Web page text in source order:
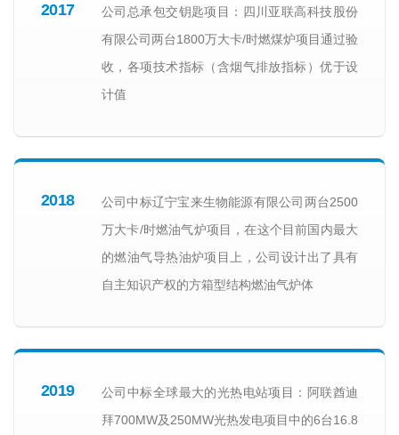
2017
公司总承包交钥匙项目：四川亚联高科技股份
有限公司两台1800万大卡/时燃煤炉项目通过验
收，各项技术指标（含烟气排放指标）优于设
计值
2018
公司中标辽宁宝来生物能源有限公司两台2500
万大卡/时燃油气炉项目，在这个目前国内最大
的燃油气导热油炉项目上，公司设计出了具有
自主知识产权的方箱型结构燃油气炉体
2019
公司中标全球最大的光热电站项目：阿联酋迪
拜700MW及250MW光热发电项目中的6台16.8